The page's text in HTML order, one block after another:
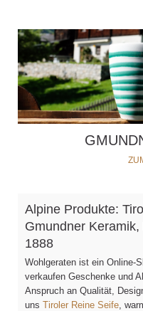
Alpine Produkte:
Gmundner
1888
Wohlgeraten ist ein Online-
verkaufen Geschenke und
Anspruch an Qualität,
uns Tiroler Reine Seife ,